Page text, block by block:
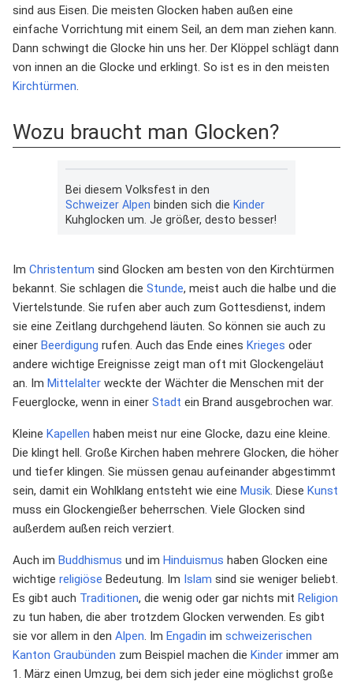
sind aus Eisen. Die meisten Glocken haben außen eine
einfache Vorrichtung mit einem Seil, an dem man ziehen kann.
Dann schwingt die Glocke hin uns her. Der Klöppel schlägt dann
von innen an die Glocke und erklingt. So ist es in den meisten
Kirchtürmen.
Wozu braucht man Glocken?
Bei diesem Volksfest in den
Schweizer Alpen binden sich die Kinder
Kuhglocken um. Je größer, desto besser!
Im Christentum sind Glocken am besten von den Kirchtürmen
bekannt. Sie schlagen die Stunde, meist auch die halbe und die
Viertelstunde. Sie rufen aber auch zum Gottesdienst, indem
sie eine Zeitlang durchgehend läuten. So können sie auch zu
einer Beerdigung rufen. Auch das Ende eines Krieges oder
andere wichtige Ereignisse zeigt man oft mit Glockengeläut
an. Im Mittelalter weckte der Wächter die Menschen mit der
Feuerglocke, wenn in einer Stadt ein Brand ausgebrochen war.
Kleine Kapellen haben meist nur eine Glocke, dazu eine kleine.
Die klingt hell. Große Kirchen haben mehrere Glocken, die höher
und tiefer klingen. Sie müssen genau aufeinander abgestimmt
sein, damit ein Wohlklang entsteht wie eine Musik. Diese Kunst
muss ein Glockengießer beherrschen. Viele Glocken sind
außerdem außen reich verziert.
Auch im Buddhismus und im Hinduismus haben Glocken eine
wichtige religiöse Bedeutung. Im Islam sind sie weniger beliebt.
Es gibt auch Traditionen, die wenig oder gar nichts mit Religion
zu tun haben, die aber trotzdem Glocken verwenden. Es gibt
sie vor allem in den Alpen. Im Engadin im schweizerischen
Kanton Graubünden zum Beispiel machen die Kinder immer am
1. März einen Umzug, bei dem sich jeder eine möglichst große